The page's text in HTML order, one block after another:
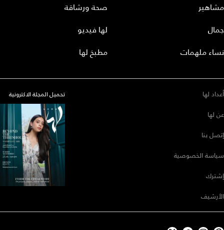
مشاهير
جمال
نساء ملهمات
صحة ورشاقة
لها فيديو
مطبخ لها
أعداد لها
عن لها
إتصل بنا
سياسة الخصوصية
إشترك
الأرشيف
تحميل المجلة الاكترونية